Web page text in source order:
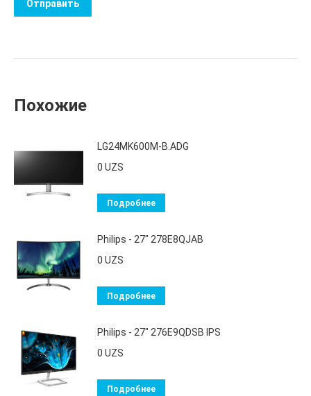
Похожие
LG24MK600M-B.ADG
0 UZS
Подробнее
Philips - 27" 278E8QJAB
0 UZS
Подробнее
Philips - 27" 276E9QDSB IPS
0 UZS
Подробнее